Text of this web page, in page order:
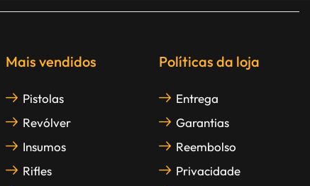
Mais vendidos
Pistolas
Revólver
Insumos
Rifles
Políticas da loja
Entrega
Garantias
Reembolso
Privacidade